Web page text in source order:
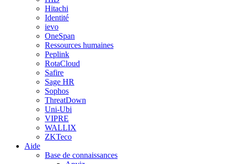
Hitachi
Identité
ievo
OneSpan
Ressources humaines
Peplink
RotaCloud
Safire
Sage HR
Sophos
ThreatDown
Uni-Ubi
VIPRE
WALLIX
ZKTeco
Aide
Base de connaissances